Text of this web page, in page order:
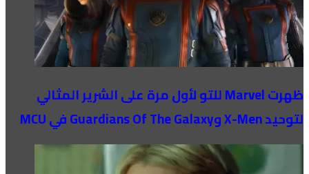
ظهرت Marvel للتو لأول مرة على الشرير المثالي
لتوحيد X-Men وGuardians Of The Galaxy في MCU